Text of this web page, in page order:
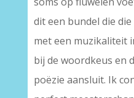
dit een bundel die
met een muzikaliteit
bij de woordkeus en
poëzie aansluit. Ik